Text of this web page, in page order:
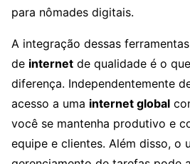
para nômades digitais.
A integração dessas
de internet de qualidade é o
diferença. Independentemente
acesso a uma internet global
você se mantenha produtivo e
equipe e clientes. Além disso, o